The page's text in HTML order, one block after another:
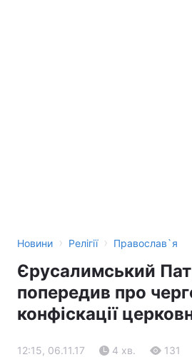
Новини › Релігії › Православ`я
Єрусалимський
попередив про
конфіскації
12:15, 06.11.17 4 хв. 131